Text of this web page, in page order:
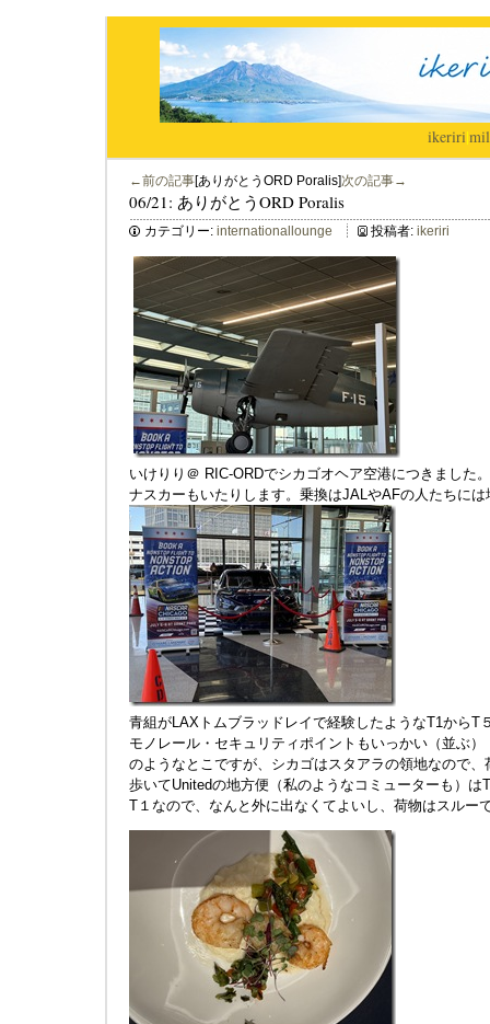
ikeriri|
←前の記事[ありがとうORD Poralis]次の記事→
06/21: ありがとうORD Poralis
カテゴリー: internationallounge 投稿者: ikeriri
いけりり＠ RIC-ORDでシカゴオヘア空港につきました。
ナスカーもいたりします。乗換はJALやAFの人たちには
青組がLAXトムブラッドレイで経験したようなT1からT
モノレール・セキュリティポイントもいっかい（並ぶ
のようなとこですが、シカゴはスタアラの領地なので
歩いてUnitedの地方便（私のようなコミューターも）は
T１なので、なんと外に出なくてよいし、荷物はスルー